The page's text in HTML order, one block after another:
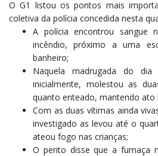
O G1 listou os pontos mais
coletiva da polícia concedida nesta
A polícia encontrou sangue
incêndio, próximo a uma
banheiro;
Naquela madrugada do
inicialmente, molestou as
quanto enteado, mantendo ato
Com as duas vítimas ainda
investigado as levou até o
ateou fogo nas crianças;
O perito disse que a fumaça